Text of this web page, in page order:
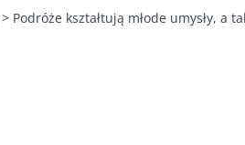
Podróże kształtują młode umysły,